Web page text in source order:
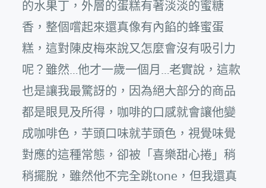
的水果丁，外層的蛋糕有著淡淡的蜜糖
香，整個嚐起來還真像有內餡的蜂蜜蛋
糕，這對陳皮梅來說又怎麼會沒有吸引力
呢？雖然…他才一歲一個月…老實說，這款
也是讓我最驚訝的，因為絕大部分的商品
都是眼見及所得，咖啡的口感就會讓他變
成咖啡色，芋頭口味就芋頭色，視覺味覺
對應的這種常態，卻被「喜樂甜心捲」稍
稍擺脫，雖然他不完全跳tone，但我還真